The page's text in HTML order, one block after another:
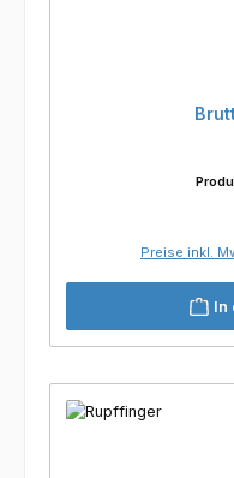
Preise inkl.
In